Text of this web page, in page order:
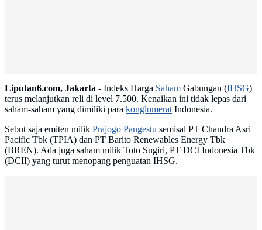
Liputan6.com, Jakarta - Indeks Harga Saham Gabungan (IHSG)
terus melanjutkan reli di level 7.500. Kenaikan ini tidak lepas dari
saham-saham yang dimiliki para konglomeratIndonesia.
Sebut saja emiten milik Prajogo Pangestu semisal PT Chandra Asri
Pacific Tbk (TPIA) dan PT Barito Renewables Energy Tbk
(BREN). Ada juga saham milik Toto Sugiri, PT DCI Indonesia Tbk
(DCII) yang turut menopang penguatan IHSG.